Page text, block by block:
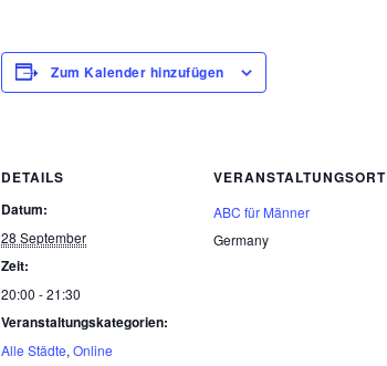
Zum Kalender hinzufügen
DETAILS
Datum:
28 September
Zeit:
20:00 - 21:30
Veranstaltungskategorien:
Alle Städte,Online
VERANSTALTUNGSORT
ABC für Männer
Germany